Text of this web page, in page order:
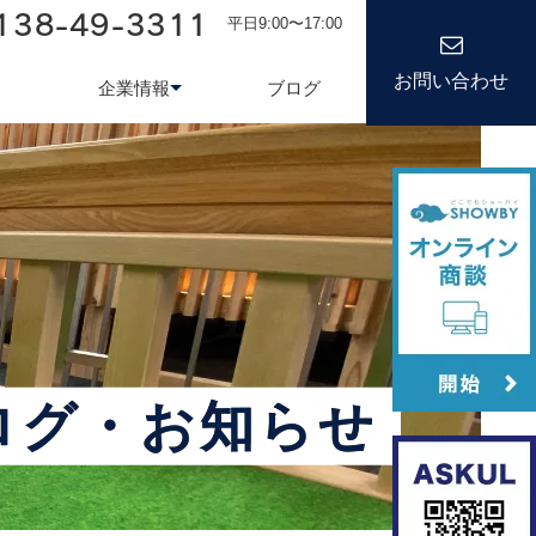
システム kond 光回線
いて 新卒採用
企業情報
会社情報
ブログ
49-3311 平日9:00〜17:00
お問い合わせ
グ・お知らせ